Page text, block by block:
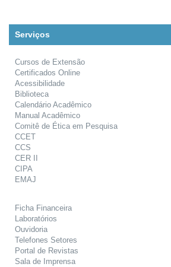
Serviços
Cursos de Extensão
Certificados Online
Acessibilidade
Biblioteca
Calendário Acadêmico
Manual Acadêmico
Comitê de Ética em Pesquisa
CCET
CCS
CER II
CIPA
EMAJ
Ficha Financeira
Laboratórios
Ouvidoria
Telefones Setores
Portal de Revistas
Sala de Imprensa